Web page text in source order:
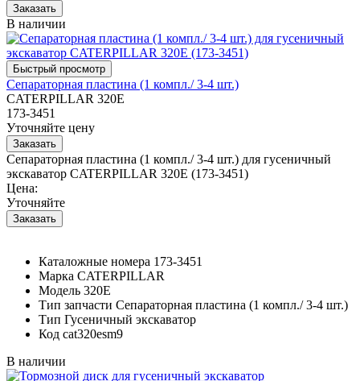
В наличии
Сепараторная пластина (1 компл./ 3-4 шт.)
CATERPILLAR 320E
173-3451
Уточняйте цену
Сепараторная пластина (1 компл./ 3-4 шт.) для гусеничный
экскаватор CATERPILLAR 320E (173-3451)
Цена:
Уточняйте
Каталожные номера 173-3451
Марка CATERPILLAR
Модель 320E
Тип запчасти Сепараторная пластина (1 компл./ 3-4 шт.)
Тип Гусеничный экскаватор
Код cat320esm9
В наличии